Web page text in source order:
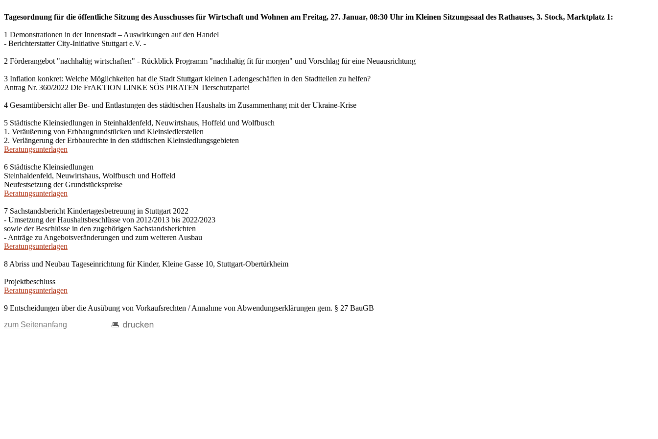
Tagesordnung für die öffentliche Sitzung des Ausschusses für Wirtschaft und Wohnen am Freitag, 27. Januar, 08:30 Uhr im Kleinen Sitzungssaal des Rathauses, 3. Stock, Marktplatz 1:
1 Demonstrationen in der Innenstadt – Auswirkungen auf den Handel
- Berichterstatter City-Initiative Stuttgart e.V. -
2 Förderangebot "nachhaltig wirtschaften" - Rückblick Programm "nachhaltig fit für morgen" und Vorschlag für eine Neuausrichtung
3 Inflation konkret: Welche Möglichkeiten hat die Stadt Stuttgart kleinen Ladengeschäften in den Stadtteilen zu helfen?
Antrag Nr. 360/2022 Die FrAKTION LINKE SÖS PIRATEN Tierschutzpartei
4 Gesamtübersicht aller Be- und Entlastungen des städtischen Haushalts im Zusammenhang mit der Ukraine-Krise
5 Städtische Kleinsiedlungen in Steinhaldenfeld, Neuwirtshaus, Hoffeld und Wolfbusch
1. Veräußerung von Erbbaugrundstücken und Kleinsiedlerstellen
2. Verlängerung der Erbbaurechte in den städtischen Kleinsiedlungsgebieten
Beratungsunterlagen
6 Städtische Kleinsiedlungen
Steinhaldenfeld, Neuwirtshaus, Wolfbusch und Hoffeld
Neufestsetzung der Grundstückspreise
Beratungsunterlagen
7 Sachstandsbericht Kindertagesbetreuung in Stuttgart 2022
- Umsetzung der Haushaltsbeschlüsse von 2012/2013 bis 2022/2023
sowie der Beschlüsse in den zugehörigen Sachstandsberichten
- Anträge zu Angebotsveränderungen und zum weiteren Ausbau
Beratungsunterlagen
8 Abriss und Neubau Tageseinrichtung für Kinder, Kleine Gasse 10, Stuttgart-Obertürkheim
Projektbeschluss
Beratungsunterlagen
9 Entscheidungen über die Ausübung von Vorkaufsrechten / Annahme von Abwendungserklärungen gem. § 27 BauGB
zum Seitenanfang